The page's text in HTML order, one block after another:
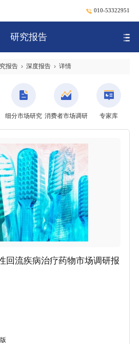
010-53322951
研究报告
报告 深度报告 详情
细分市场研究 消费者市场调研 专家库
回流疾病治疗药物市场调研报